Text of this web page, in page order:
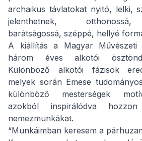
archaikus távlatokat nyitó, lelki,
jelenthetnek, otthonossá,
barátságossá, széppé, hellyé
A kiállítás a Magyar Művészeti
három éves alkotói
Különböző alkotói fázisok
melyek során Emese
különböző mesterségek
azokból inspirálódva
nemezmunkákat.
“Munkáimban keresem a